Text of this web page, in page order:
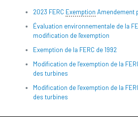
2023 FERC Exemption Amendement
Évaluation environnementale de la
modification de l'exemption
Exemption de la FERC de 1992
Modification de l’exemption de la
des turbines
Modification de l’exemption de la
des turbines